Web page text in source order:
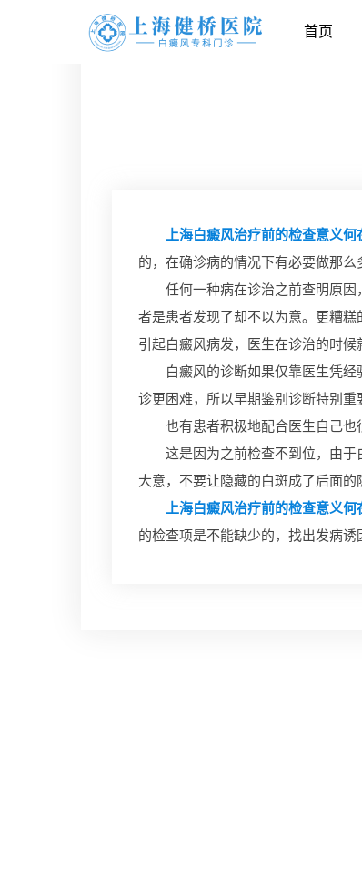
首页
上海白癜风治疗前的检查意义何
的，在确诊病的情况下有必要做那么
任何一种病在诊治之前查明原因，
者是患者发现了却不以为意。更糟
引起白癜风病发，医生在诊治的时
白癜风的诊断如果仅靠医生凭经验
诊更困难，所以早期鉴别诊断特别重
也有患者积极地配合医生自己也
这是因为之前检查不到位，由于白
大意，不要让隐藏的白斑成了后面的
上海白癜风治疗前的检查意义何
的检查项是不能缺少的，找出发病诱